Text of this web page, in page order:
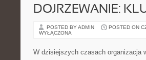
DOJRZEWANIE:
POSTED BY ADMIN POSTED ON
WYŁĄCZONA
W dzisiejszych czasach organizacja